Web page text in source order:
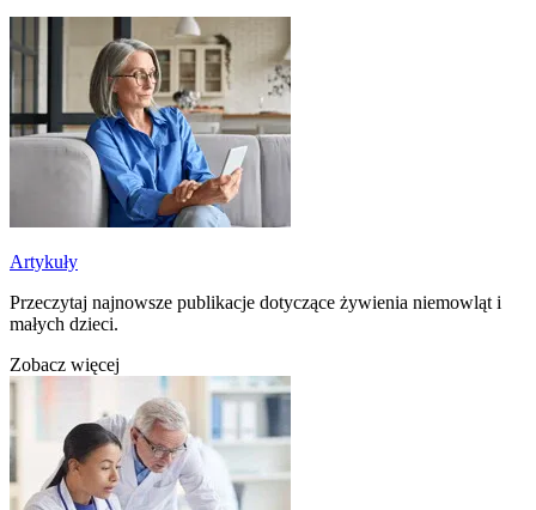
Artykuły
Przeczytaj najnowsze publikacje dotyczące żywienia niemowląt i
małych dzieci.
Zobacz więcej